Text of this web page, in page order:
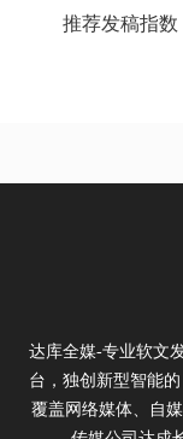
推荐发稿指数
达库全媒-专业软文
台，独创新型智能
覆盖网络媒体、自